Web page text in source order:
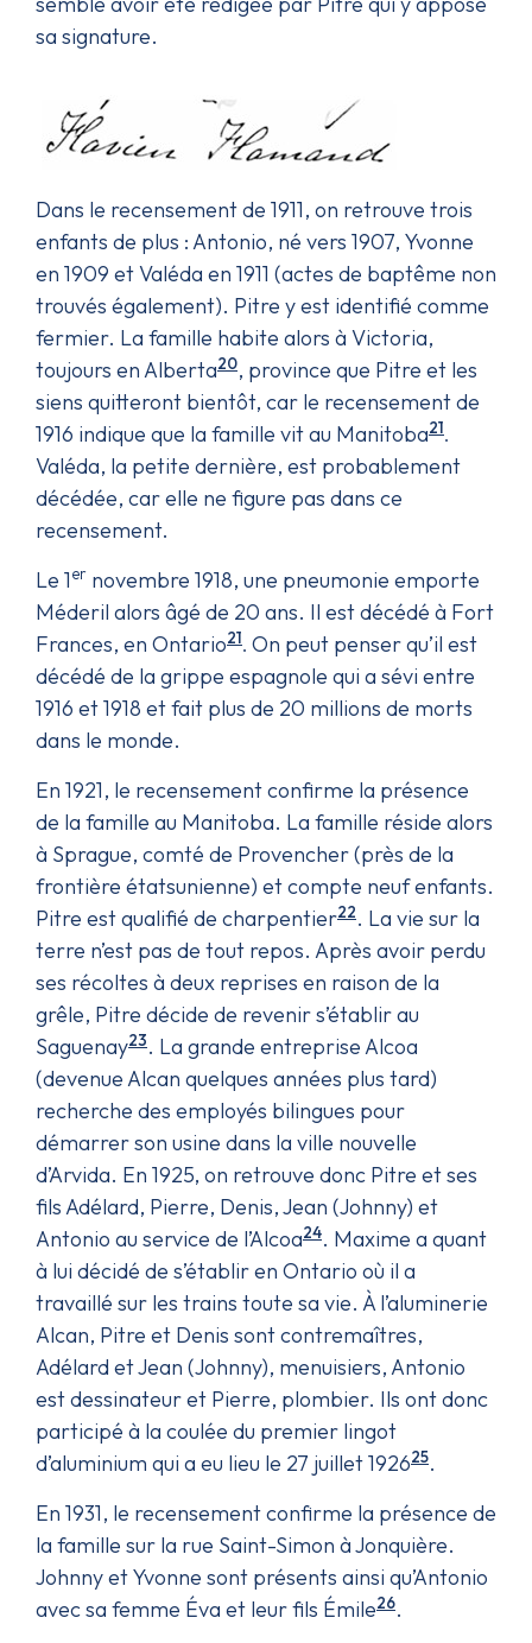
sa signature.
Dans le recensement de 1911, on retrouve trois
enfants de plus : Antonio, né vers 1907, Yvonne
en 1909 et Valéda en 1911 (actes de baptême non
trouvés également). Pitre y est identifié comme
fermier. La famille habite alors à Victoria,
toujours en Alberta20, province que Pitre et les
siens quitteront bientôt, car le recensement de
1916 indique que la famille vit au Manitoba21.
Valéda, la petite dernière, est probablement
décédée, car elle ne figure pas dans ce
recensement.
Le 1er novembre 1918, une pneumonie emporte
Méderil alors âgé de 20 ans. Il est décédé à Fort
Frances, en Ontario21. On peut penser qu’il est
décédé de la grippe espagnole qui a sévi entre
1916 et 1918 et fait plus de 20 millions de morts
dans le monde.
En 1921, le recensement confirme la présence
de la famille au Manitoba. La famille réside alors
à Sprague, comté de Provencher (près de la
frontière étatsunienne) et compte neuf enfants.
Pitre est qualifié de charpentier22. La vie sur la
terre n’est pas de tout repos. Après avoir perdu
ses récoltes à deux reprises en raison de la
grêle, Pitre décide de revenir s’établir au
Saguenay23. La grande entreprise Alcoa
(devenue Alcan quelques années plus tard)
recherche des employés bilingues pour
démarrer son usine dans la ville nouvelle
d’Arvida. En 1925, on retrouve donc Pitre et ses
fils Adélard, Pierre, Denis, Jean (Johnny) et
Antonio au service de l’Alcoa24. Maxime a quant
à lui décidé de s’établir en Ontario où il a
travaillé sur les trains toute sa vie. À l’aluminerie
Alcan, Pitre et Denis sont contremaîtres,
Adélard et Jean (Johnny), menuisiers, Antonio
est dessinateur et Pierre, plombier. Ils ont donc
participé à la coulée du premier lingot
d’aluminium qui a eu lieu le 27 juillet 192625.
En 1931, le recensement confirme la présence de
la famille sur la rue Saint-Simon à Jonquière.
Johnny et Yvonne sont présents ainsi qu’Antonio
avec sa femme Éva et leur fils Émile26.